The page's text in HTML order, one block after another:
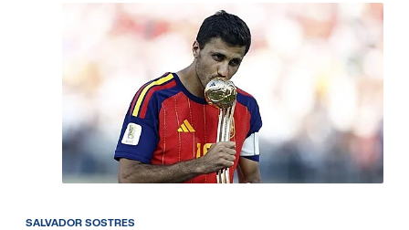
SALVADOR SOSTRES